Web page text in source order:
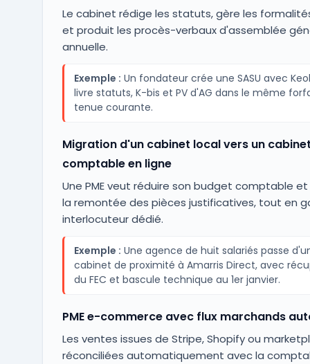
Le cabinet rédige les statuts, gère les
et produit les procès-verbaux d'assemblée
annuelle.
Exemple : Un fondateur crée une SASU avec
livre statuts, K-bis et PV d'AG dans le même
tenue courante.
Migration d'un cabinet local vers un
comptable en ligne
Une PME veut réduire son budget comptable
la remontée des pièces justificatives, tout en
interlocuteur dédié.
Exemple : Une agence de huit salariés passe
cabinet de proximité à Amarris Direct, avec
du FEC et bascule technique au 1er janvier.
PME e-commerce avec flux marchands
Les ventes issues de Stripe, Shopify ou
réconciliées automatiquement avec la